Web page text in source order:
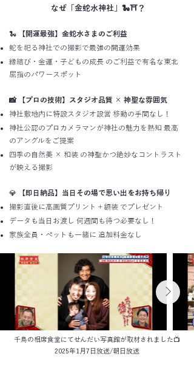
なぜ「金蛇水神社」🐍⛩️？
🐍 【開運最強】金蛇水さまのご利益
蛇を祀る神社での撮影で最強の開運効果
縁結び・金運・子どもの成長 のご利益で有名な東北
屈指のパワースポット
📸 【プロの技術】スタジオ品質 × 神聖な雰囲気
神社敷地内に特設スタジオ設営 移動の手間なし！
神社公認のプロカメラマンが神社の魅力を熟知 最高
のアングルをご提案
四季の自然美 × 和装 の神聖かつ絶妙なコントラスト
が映える撮影
💎 【即日納品】当日その場で思い出をお持ち帰り
撮影直後に高画質プリント＋額装 でプレゼント
データも当日お渡し 何週間も待つ必要なし！
家族全員・ペットも一緒に 追加料金なし
千鳥の相席食堂にてせんだい写真館が取材されました📺
​2025年1月7日放送/朝日放送